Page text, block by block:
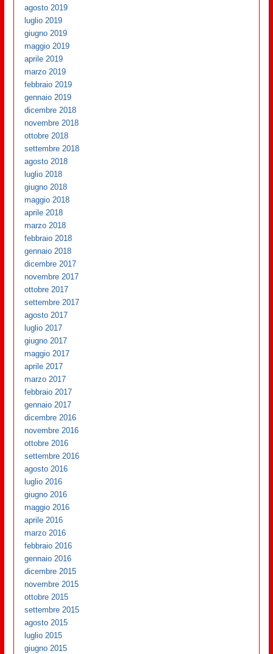
agosto 2019
luglio 2019
giugno 2019
maggio 2019
aprile 2019
marzo 2019
febbraio 2019
gennaio 2019
dicembre 2018
novembre 2018
ottobre 2018
settembre 2018
agosto 2018
luglio 2018
giugno 2018
maggio 2018
aprile 2018
marzo 2018
febbraio 2018
gennaio 2018
dicembre 2017
novembre 2017
ottobre 2017
settembre 2017
agosto 2017
luglio 2017
giugno 2017
maggio 2017
aprile 2017
marzo 2017
febbraio 2017
gennaio 2017
dicembre 2016
novembre 2016
ottobre 2016
settembre 2016
agosto 2016
luglio 2016
giugno 2016
maggio 2016
aprile 2016
marzo 2016
febbraio 2016
gennaio 2016
dicembre 2015
novembre 2015
ottobre 2015
settembre 2015
agosto 2015
luglio 2015
giugno 2015